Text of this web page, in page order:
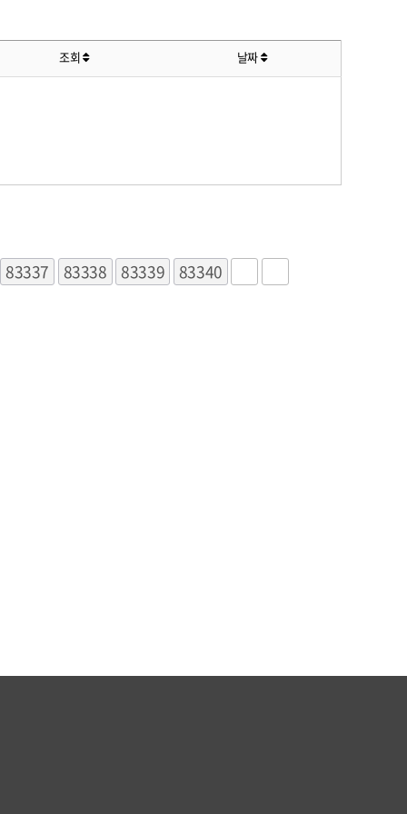
조회 날짜
83337 83338 83339 83340